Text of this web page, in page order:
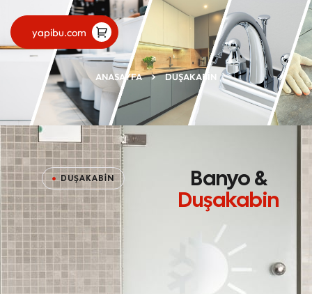
yapibu.com
ANASAYFA DUŞAKABIN
DUŞAKABİN Banyo &
Duşakabin